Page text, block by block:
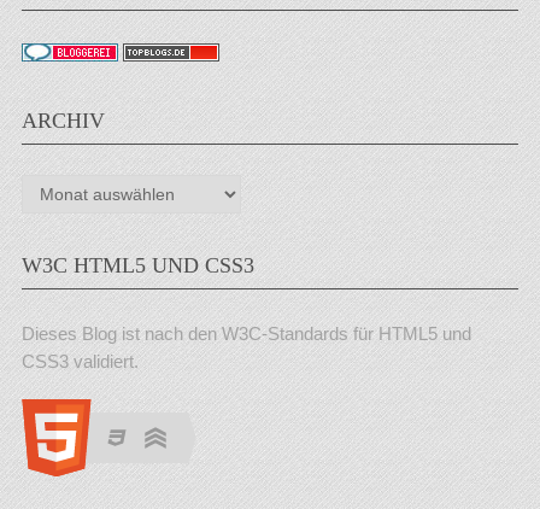
ARCHIV
Archiv
W3C HTML5 UND CSS3
Dieses Blog ist nach den W3C-Standards für HTML5 und
CSS3 validiert.